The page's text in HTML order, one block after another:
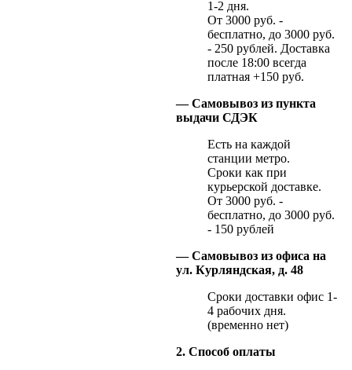
1-2 дня.
От 3000 руб. -
бесплатно, до 3000 руб.
- 250 рублей. Доставка
после 18:00 всегда
платная +150 руб.
— Самовывоз из пункта
выдачи СДЭК
Есть на каждой
станции метро.
Сроки как при
курьерской доставке.
От 3000 руб. -
бесплатно, до 3000 руб.
- 150 рублей
— Самовывоз из офиса на
ул. Курляндская, д. 48
Сроки доставки офис 1-
4 рабочих дня.
(временно нет)
2. Способ оплаты